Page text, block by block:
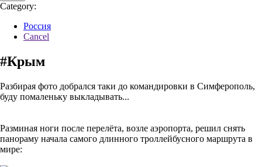
Category:
Россия
Cancel
#Крым
Разбирая фото добрался таки до командировки в Симферополь,
буду помаленьку выкладывать...
Разминая ноги после перелёта, возле аэропорта, решил снять
панораму начала самого длинного троллейбусного маршрута в
мире: